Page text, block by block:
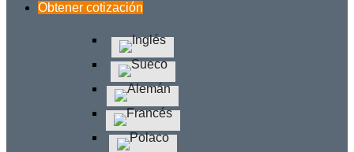
Obtener cotización